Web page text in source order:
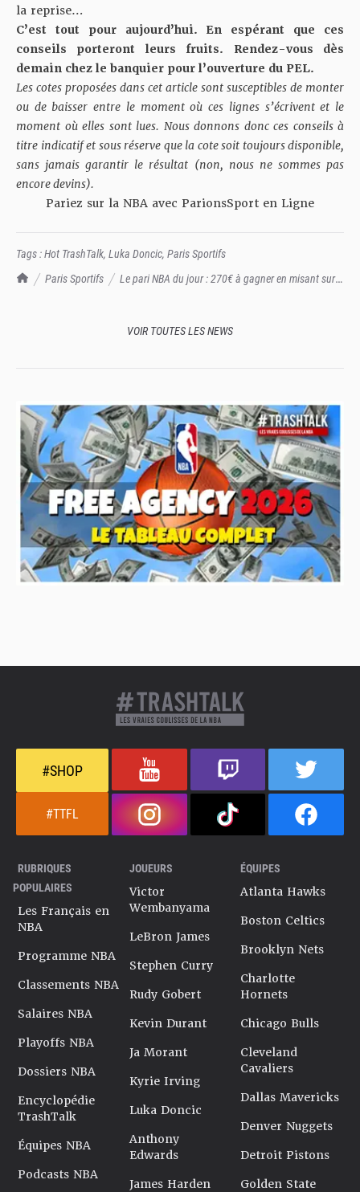
TrashTalk Actu NBA
Paris Sportifs
Le pari NBA du jour : 270€ à gagner en misant sur
la reprise…
C’est tout pour aujourd’hui. En espérant que ces
conseils porteront leurs fruits. Rendez-vous dès
demain chez le banquier pour l’ouverture du PEL.
Les cotes proposées dans cet article sont susceptibles de monter
ou de baisser entre le moment où ces lignes s’écrivent et le
moment où elles sont lues. Nous donnons donc ces conseils à
titre indicatif et sous réserve que la cote soit toujours disponible,
sans jamais garantir le résultat (non, nous ne sommes pas
encore devins).
Pariez sur la NBA avec ParionsSport en Ligne
Tags :Hot TrashTalk, Luka Doncic, Paris Sportifs
VOIR TOUTES LES NEWS
#SHOP
#TTFL
RUBRIQUES
POPULAIRES
Les Français en
NBA
Programme NBA
Classements NBA
Salaires NBA
Playoffs NBA
Dossiers NBA
Encyclopédie
TrashTalk
Équipes NBA
Podcasts NBA
JOUEURS
Victor
Wembanyama
LeBron James
Stephen Curry
Rudy Gobert
Kevin Durant
Ja Morant
Kyrie Irving
Luka Doncic
Anthony
Edwards
James Harden
ÉQUIPES
Atlanta Hawks
Boston Celtics
Brooklyn Nets
Charlotte
Hornets
Chicago Bulls
Cleveland
Cavaliers
Dallas Mavericks
Denver Nuggets
Detroit Pistons
Golden State